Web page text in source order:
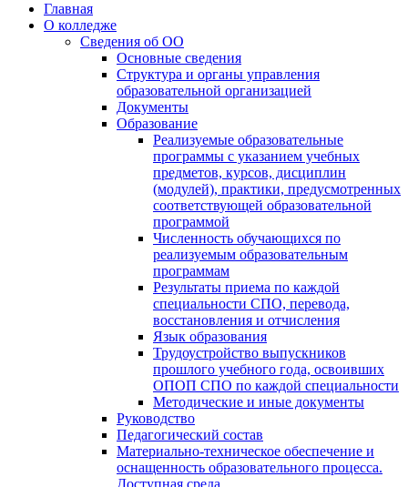
Главная
О колледже
Сведения об ОО
Основные сведения
Структура и органы управления
образовательной организацией
Документы
Образование
Реализуемые образовательные
программы с указанием учебных
предметов, курсов, дисциплин
(модулей), практики, предусмотренных
соответствующей образовательной
программой
Численность обучающихся по
реализуемым образовательным
программам
Результаты приема по каждой
специальности СПО, перевода,
восстановления и отчисления
Язык образования
Трудоустройство выпускников
прошлого учебного года, освоивших
ОПОП СПО по каждой специальности
Методические и иные документы
Руководство
Педагогический состав
Материально-техническое обеспечение и
оснащенность образовательного процесса.
Доступная среда